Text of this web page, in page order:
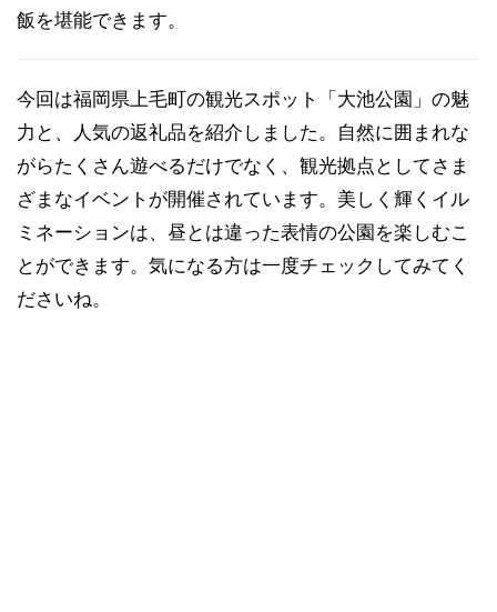
飯を堪能できます。
今回は福岡県上毛町の観光スポット「大池公園」の魅
力と、人気の返礼品を紹介しました。自然に囲まれな
がらたくさん遊べるだけでなく、観光拠点としてさま
ざまなイベントが開催されています。美しく輝くイル
ミネーションは、昼とは違った表情の公園を楽しむこ
とができます。気になる方は一度チェックしてみてく
ださいね。